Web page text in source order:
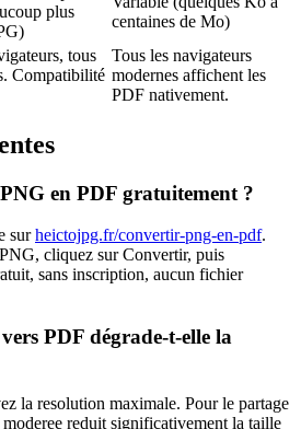
plus
centaines de Mo)
tous
Compatibilité
Tous les navigateurs
modernes affichent les
PDF nativement.
PNG en PDF gratuitement ?
surheictojpg.fr/convertir-png-en-pdf.
PNG, cliquez sur Convertir, puis
sans inscription, aucun fichier
vers PDF dégrade-t-elle la
la resolution maximale. Pour le partage
reduit significativement la taille